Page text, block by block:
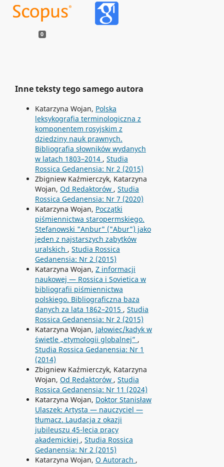
0
Inne teksty tego samego autora
Katarzyna Wojan, Polska
leksykografia terminologiczna z
komponentem rosyjskim z
dziedziny nauk prawnych.
Bibliografia słowników wydanych
w latach 1803–2014 , Studia
Rossica Gedanensia: Nr 2 (2015)
Zbigniew Kaźmierczyk, Katarzyna
Wojan, Od Redaktorów , Studia
Rossica Gedanensia: Nr 7 (2020)
Katarzyna Wojan, Początki
piśmiennictwa staropermskiego.
Stefanowski "Anbur" ("Abur") jako
jeden z najstarszych zabytków
uralskich , Studia Rossica
Gedanensia: Nr 2 (2015)
Katarzyna Wojan, Z informacji
naukowej — Rossica i Sovietica w
bibliografii piśmiennictwa
polskiego. Bibliograficzna baza
danych za lata 1862–2015 , Studia
Rossica Gedanensia: Nr 2 (2015)
Katarzyna Wojan, Jałowiec/kadyk w
świetle „etymologii globalnej” ,
Studia Rossica Gedanensia: Nr 1
(2014)
Zbigniew Kaźmierczyk, Katarzyna
Wojan, Od Redaktorów , Studia
Rossica Gedanensia: Nr 11 (2024)
Katarzyna Wojan, Doktor Stanisław
Ulaszek: Artysta — nauczyciel —
tłumacz. Laudacja z okazji
jubileuszu 45-lecia pracy
akademickiej , Studia Rossica
Gedanensia: Nr 2 (2015)
Katarzyna Wojan, O Autorach ,